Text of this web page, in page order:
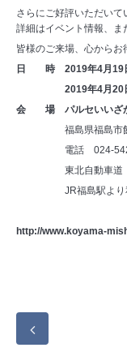
さらにご好評いただい
詳細はイベント情報、ま
皆様のご来場、心からお
日 時 2019年4月19
2019年4月20日（
会 場 パルセいいざ
福島県福島市飯
電話 024-542-
東北自動車道 福
JR福島駅より私鉄
http://www.koyama-